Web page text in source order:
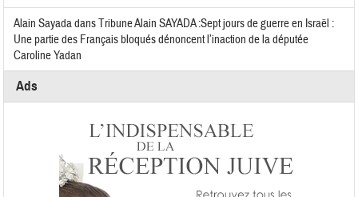
Alain SayadadansTribune Alain SAYADA :Sept jours de guerre en Israël :
Une partie des Français bloqués dénoncent l’inaction de la députée
Caroline Yadan
Ads